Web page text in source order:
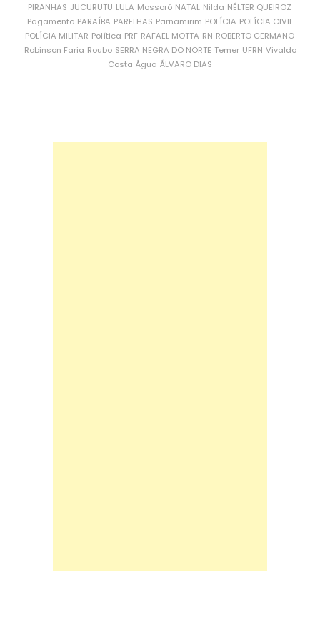
PIRANHAS JUCURUTU LULA Mossoró NATAL Nilda NÉLTER QUEIROZ
Pagamento PARAÍBA PARELHAS Parnamirim POLÍCIA POLÍCIA CIVIL
POLÍCIA MILITAR Política PRF RAFAEL MOTTA RN ROBERTO GERMANO
Robinson Faria Roubo SERRA NEGRA DO NORTE Temer UFRN Vivaldo
Costa Água ÁLVARO DIAS